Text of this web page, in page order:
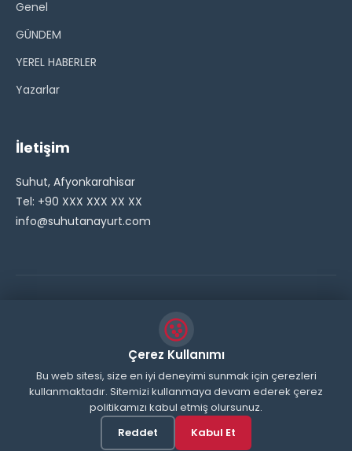
Genel
GÜNDEM
YEREL HABERLER
Yazarlar
İletişim
Suhut, Afyonkarahisar
Tel: +90 XXX XXX XX XX
info@suhutanayurt.com
Çerez Kullanımı
Bu web sitesi, size en iyi deneyimi sunmak için çerezleri
kullanmaktadır. Sitemizi kullanmaya devam ederek çerez
politikamızı kabul etmiş olursunuz.
Reddet
Kabul Et
// Side Widget Resim Fix (Dosya önbelleğini aşmak için
inline ekliyoruz) function suhut_widget_image_fix() {
echo ''; } add_action('wp_head',
'suhut_widget_image_fix'); // JavaScript ile sticky
header'ı engelle function remove_sticky_header_js() {